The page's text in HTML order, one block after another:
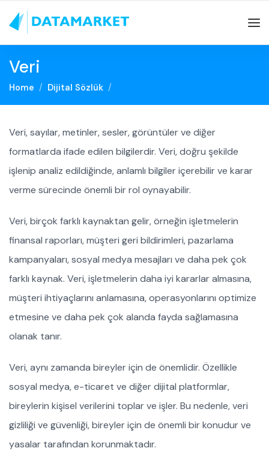
Veri
Home Dijital Sözlük
Veri, sayılar, metinler, sesler, görüntüler ve diğer
formatlarda ifade edilen bilgilerdir. Veri, doğru şekilde
işlenip analiz edildiğinde, anlamlı bilgiler içerebilir ve karar
verme sürecinde önemli bir rol oynayabilir.
Veri, birçok farklı kaynaktan gelir, örneğin işletmelerin
finansal raporları, müşteri geri bildirimleri, pazarlama
kampanyaları, sosyal medya mesajları ve daha pek çok
farklı kaynak. Veri, işletmelerin daha iyi kararlar almasına,
müşteri ihtiyaçlarını anlamasına, operasyonlarını optimize
etmesine ve daha pek çok alanda fayda sağlamasına
olanak tanır.
Veri, aynı zamanda bireyler için de önemlidir. Özellikle
sosyal medya, e-ticaret ve diğer dijital platformlar,
bireylerin kişisel verilerini toplar ve işler. Bu nedenle, veri
gizliliği ve güvenliği, bireyler için de önemli bir konudur ve
yasalar tarafından korunmaktadır.